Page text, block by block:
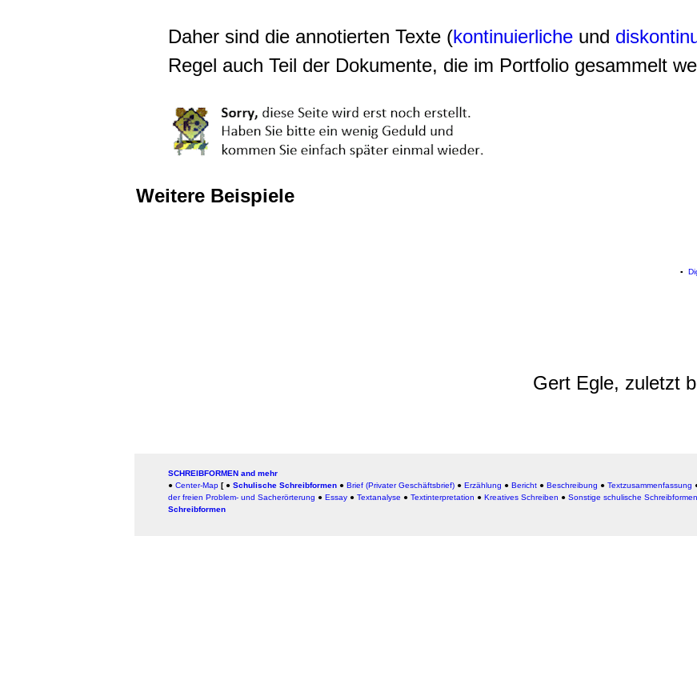
Daher sind die annotierten Texte (kontinuierliche und
Regel auch Teil der Dokumente, die im Portfolio gesammelt
Weitere Beispiele
▪
Gert Egle, zuletzt
SCHREIBFORMEN and mehr
● Center-Map [● Schulische Schreibformen ● Brief (Privater Geschäftsbrief) ● Erzählung ● Bericht ● Beschreibung ● Textzusammenfassung
der freien Problem- und Sacherörterung ● Essay ● Textanalyse ● Textinterpretation ● Kreatives Schreiben ● Sonstige schulische Schreibformen
Schreibformen